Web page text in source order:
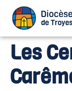
Les